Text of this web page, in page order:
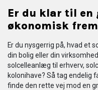
Er du klar til en
økonomisk
Er du nysgerrig på, hvad et
din bolig eller din
solcelleanlæg til erhverv,
kolonihave? Så tag endelig
finde den rette vej mod en